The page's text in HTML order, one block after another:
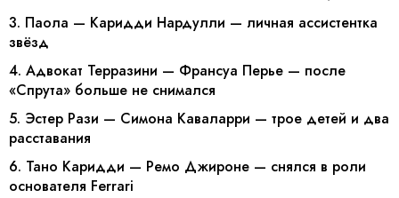
3. Паола — Каридди Нардулли — личная ассистентка
звёзд
4. Адвокат Терразини — Франсуа Перье — после
«Спрута» больше не снимался
5. Эстер Рази — Симона Каваларри — трое детей и два
расставания
6. Тано Каридди — Ремо Джироне — снялся в роли
основателя Ferrari